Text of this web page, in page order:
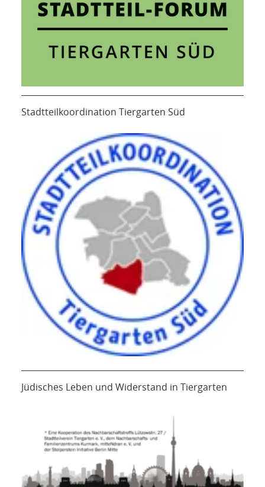
Stadtteilkoordination Tiergarten Süd
Jüdisches Leben und Widerstand in Tiergarten